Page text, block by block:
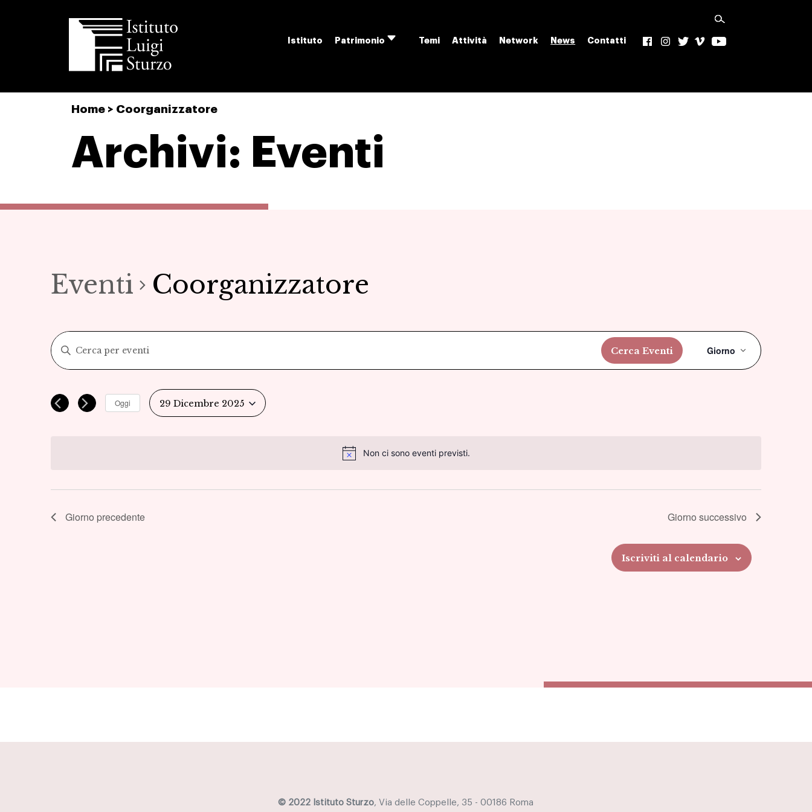
Istituto
Luigi
Istituto Patrimonio Temi Attività Network News Contatti f Ig v yt
Home > Coorganizzatore
Archivi: Eventi
Non ci sono eventi previsti.
Eventi Coorganizzatore
Eventi
Ricerca
e
Inserisci
Parola
Cerca
Eventi
Cerca Eventi
Evento
Viste
Giorno
Oggi 29 Dicembre 2025
Giorno precedente Giorno successivo
Iscriviti al calendario
© 2022 Istituto Sturzo, Via delle Coppelle, 35 - 00186 Roma